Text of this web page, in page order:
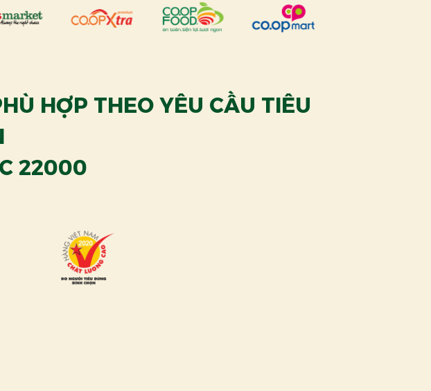
HỢP THEO YÊU CẦU TIÊU
22000